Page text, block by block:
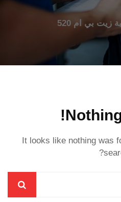
زيت بي ام 520
It looks like nothing was